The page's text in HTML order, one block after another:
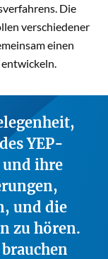
Die
verschiedener
einen
YEP-
und ihre
und die
zu hören.